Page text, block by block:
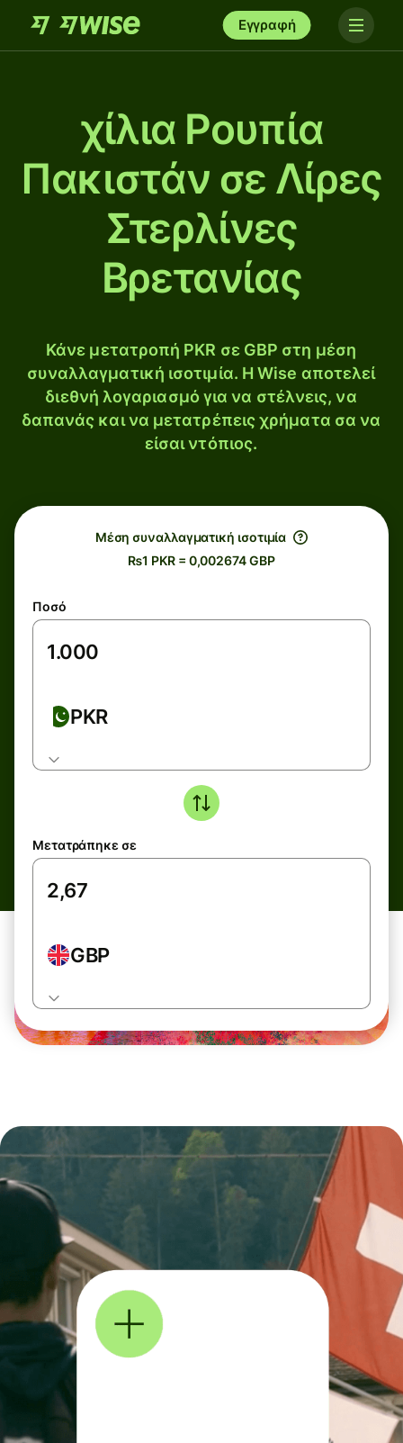
Εγγραφή
χίλια Ρουπία
Πακιστάν σε Λίρες
Στερλίνες
Βρετανίας
Κάνε μετατροπή PKR σε GBP στη μέση
συναλλαγματική ισοτιμία. Η Wise αποτελεί
διεθνή λογαριασμό για να στέλνεις, να
δαπανάς και να μετατρέπεις χρήματα σα να
είσαι ντόπιος.
Μέση συναλλαγματική ισοτιμία
₨1 PKR = 0,002674 GBP
Ποσό
PKR
Μετατράπηκε σε
GBP